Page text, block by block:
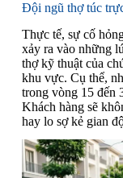
Đội ngũ thợ túc
Thực tế, sự cố
xảy ra vào những
thợ kỹ thuật của
khu vực. Cụ thể,
trong vòng 15 đến
Khách hàng sẽ
hay lo sợ kẻ gian